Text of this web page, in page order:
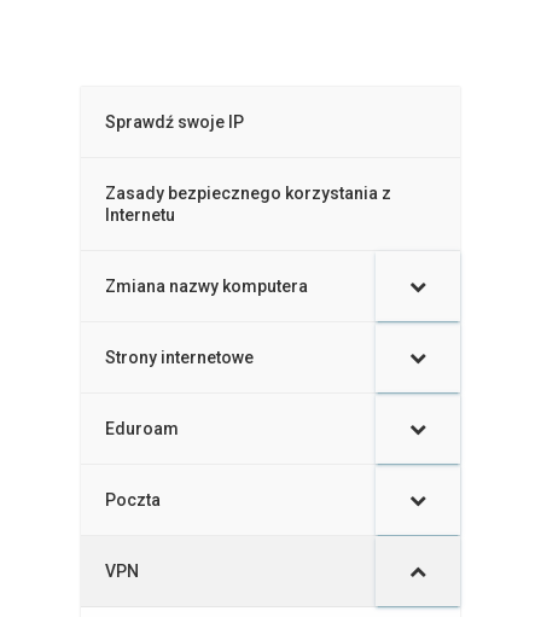
Sprawdź swoje IP
Zasady bezpiecznego korzystania z
Internetu
Zmiana nazwy komputera
–
Strony internetowe
Eduroam
Poczta
VPN